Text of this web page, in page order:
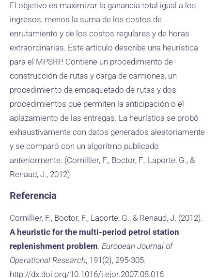
El objetivo es maximizar la ganancia total igual a los
ingresos, menos la suma de los costos de
enrutamiento y de los costos regulares y de horas
extraordinarias. Este artículo describe una heurística
para el MPSRP. Contiene un procedimiento de
construcción de rutas y carga de camiones, un
procedimiento de empaquetado de rutas y dos
procedimientos que permiten la anticipación o el
aplazamiento de las entregas. La heurística se probó
exhaustivamente con datos generados aleatoriamente
y se comparó con un algoritmo publicado
anteriormente. (Cornillier, F., Boctor, F., Laporte, G., &
Renaud, J., 2012)
Referencia
Cornillier, F., Boctor, F., Laporte, G., & Renaud, J. (2012).
A heuristic for the multi-period petrol station
replenishment problem. European Journal of
Operational Research, 191(2), 295-305.
http://dx.doi.org/10.1016/j.ejor.2007.08.016